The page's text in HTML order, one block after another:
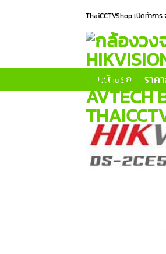
ThaiCCTVShop เปิดทำกา
หน้าแรก ราค